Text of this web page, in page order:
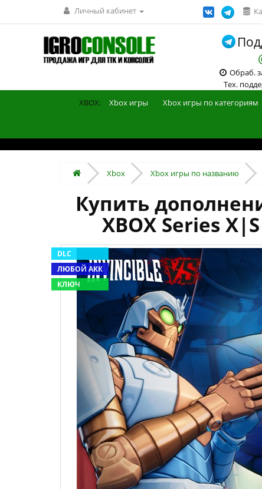
Личный кабинет
Обраб.
Тех.
XBOX: Xbox игры Xbox игры по категориям
Xbox Xbox игры по названию
Купить
XBOX Series
DLC
ЛЮБОЙ АКК
КЛЮЧ